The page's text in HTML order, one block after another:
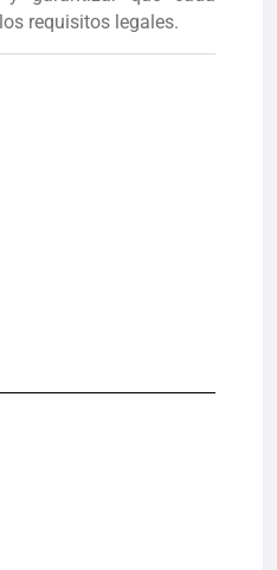
requisitos legales.